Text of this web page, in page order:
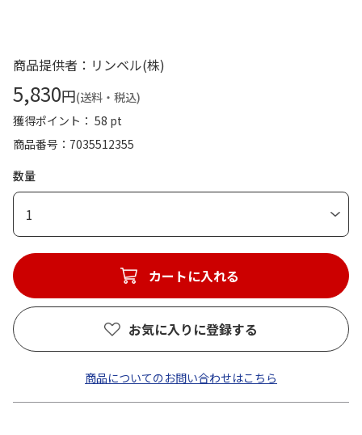
商品提供者：リンベル(株)
5,830円(送料・税込)
獲得ポイント： 58 pt
商品番号
7035512355
数量
1
カートに入れる
お気に入りに登録する
商品についてのお問い合わせはこちら